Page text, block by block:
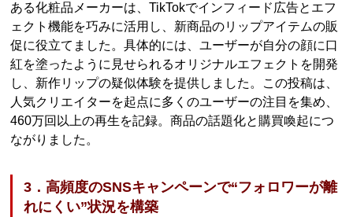
ある化粧品メーカーは、TikTokでインフィード広告とエフ
ェクト機能を巧みに活用し、新商品のリップアイテムの販
促に役立てました。具体的には、ユーザーが自分の顔に口
紅を塗ったように見せられるオリジナルエフェクトを開発
し、新作リップの疑似体験を提供しました。この投稿は、
人気クリエイターを起点に多くのユーザーの注目を集め、
460万回以上の再生を記録。商品の話題化と購買喚起につ
ながりました。
3．高頻度のSNSキャンペーンで“フォロワーが離
れにくい”状況を構築